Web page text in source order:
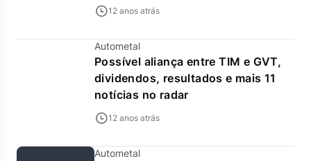
12 anos atrás
Autometal
Possível aliança entre TIM e GVT,
dividendos, resultados e mais 11
notícias no radar
12 anos atrás
Autometal